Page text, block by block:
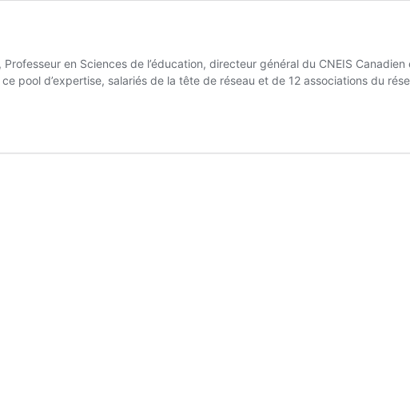
en Sciences de l’éducation, directeur général du CNEIS
pool d’expertise, salariés de la tête de réseau et de 12 associations du